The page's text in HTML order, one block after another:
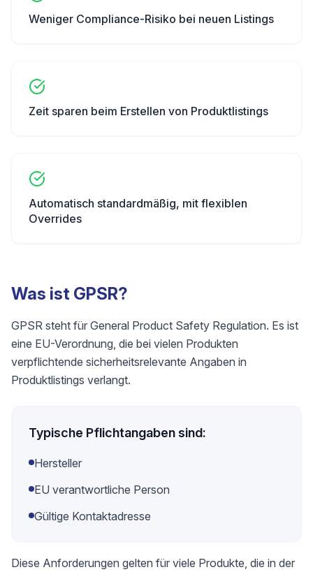
Weniger Compliance-Risiko bei neuen Listings
Zeit sparen beim Erstellen von Produktlistings
Automatisch standardmäßig, mit flexiblen
Overrides
Was ist GPSR?
GPSR steht für General Product Safety Regulation. Es ist
eine EU-Verordnung, die bei vielen Produkten
verpflichtende sicherheitsrelevante Angaben in
Produktlistings verlangt.
Typische Pflichtangaben sind:
Hersteller
EU verantwortliche Person
Gültige Kontaktadresse
Diese Anforderungen gelten für viele Produkte, die in der